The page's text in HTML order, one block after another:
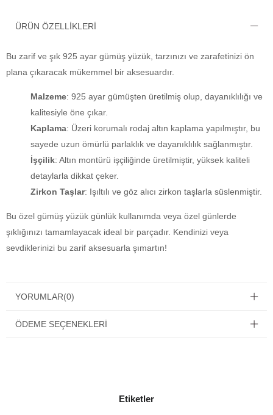
ÜRÜN ÖZELLIKLERI
Bu zarif ve şık 925 ayar gümüş yüzük, tarzınızı ve zarafetinizi ön
plana çıkaracak mükemmel bir aksesuardır.
Malzeme: 925 ayar gümüşten üretilmiş olup, dayanıklılığı ve
kalitesiyle öne çıkar.
Kaplama: Üzeri korumalı rodaj altın kaplama yapılmıştır, bu
sayede uzun ömürlü parlaklık ve dayanıklılık sağlanmıştır.
İşçilik: Altın montürü işçiliğinde üretilmiştir, yüksek kaliteli
detaylarla dikkat çeker.
Zirkon Taşlar: Işıltılı ve göz alıcı zirkon taşlarla süslenmiştir.
Bu özel gümüş yüzük günlük kullanımda veya özel günlerde
şıklığınızı tamamlayacak ideal bir parçadır. Kendinizi veya
sevdiklerinizi bu zarif aksesuarla şımartın!
YORUMLAR(0)
ÖDEME SEÇENEKLERI
Etiketler